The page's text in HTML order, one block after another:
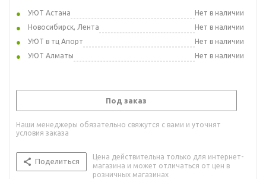
УЮТ Астана
Нет в наличии
Новосибирск, Лента
Нет в наличии
УЮТ в тц Апорт
Нет в наличии
УЮТ Алматы
Нет в наличии
Под заказ
Наши менеджеры обязательно свяжутся с вами и уточнят
условия заказа
Поделиться
Цена действительна только для интернет-
магазина и может отличаться от цен в
розничных магазинах